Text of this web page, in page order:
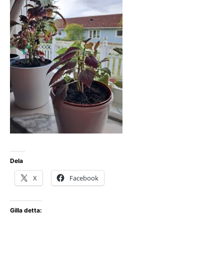
Dela
X Facebook
Gilla detta: